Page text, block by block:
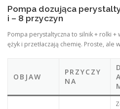
Pompa dozująca
i – 8 przyczyn
Pompa perystaltyczna to silnik + rolki
ężyk i przetłaczają chemię. Proste, ale
OBJAW
PRZYCZY
NA